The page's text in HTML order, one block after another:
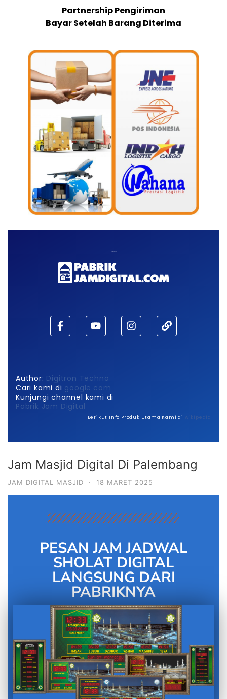
Partnership Pengiriman
Bayar Setelah Barang Diterima
Author: Digitron Techno
Cari kami di google.com
Kunjungi channel kami di
Pabrik Jam Digital
Berikut Info Produk Utama Kami di wikipedia
Jam Masjid Digital Di Palembang
JAM DIGITAL MASJID · 18 MARET 2025
PESAN JAM JADWAL
SHOLAT DIGITAL
LANGSUNG DARI
PABRIKNYA